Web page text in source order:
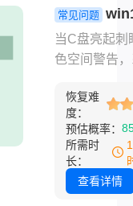
Windows
10用户的
急着重装
系统！那
么win10c
盘满了怎
么清理
呢？本文
常见问题
盘满了怎么
理？超详细
当C盘亮起刺
色空间警告
安装新软件
错——这无疑
个Windows
的噩梦。别
装系统！那么
恢复难
度：
预估概率：
所需时
长：
查看详情